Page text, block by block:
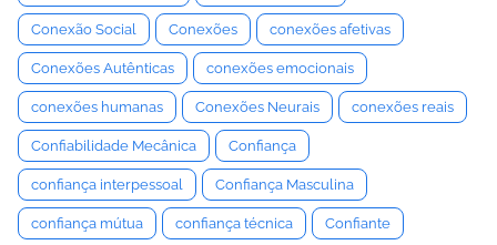
Conexão Social Conexões conexões afetivas
Conexões Autênticas conexões emocionais
conexões humanas Conexões Neurais conexões reais
Confiabilidade Mecânica Confiança
confiança interpessoal Confiança Masculina
confiança mútua confiança técnica Confiante